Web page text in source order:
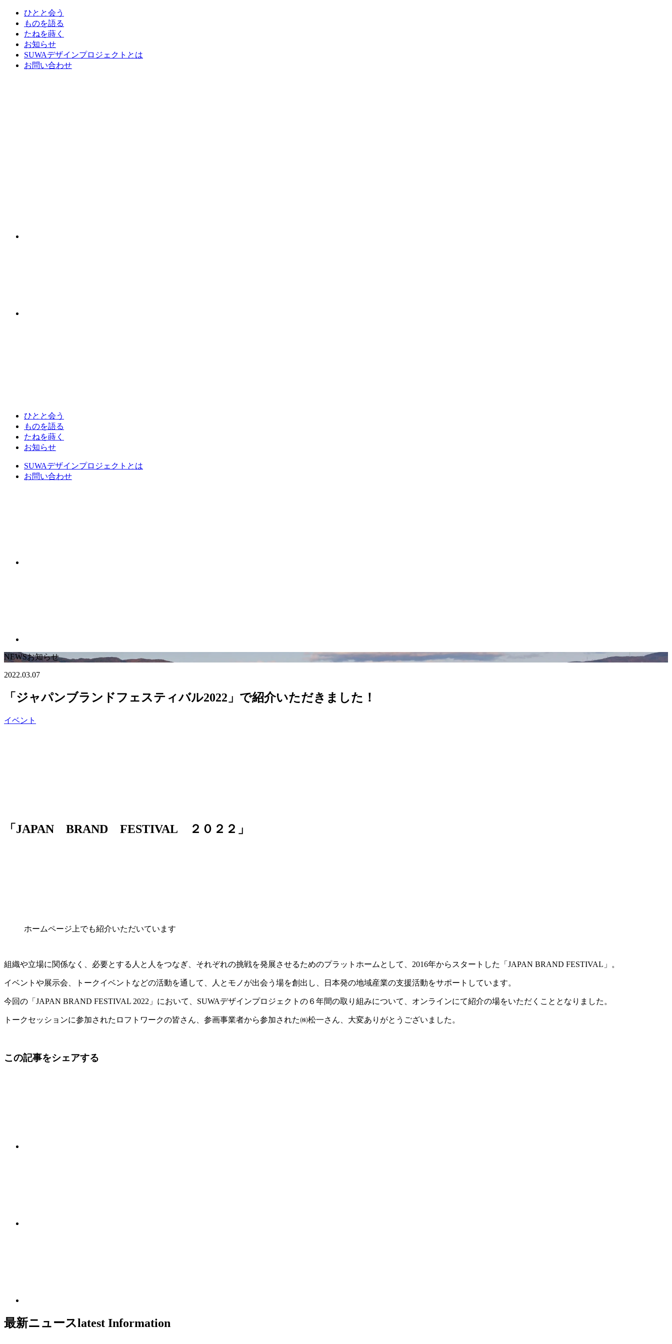
ひとと会う
ものを語る
たねを蒔く
お知らせ
SUWAデザインプロジェクトとは
お問い合わせ
ひとと会う
ものを語る
たねを蒔く
お知らせ
SUWAデザインプロジェクトとは
お問い合わせ
NEWSお知らせ
2022.03.07
「ジャパンブランドフェスティバル2022」で紹介いただきました！
イベント
「JAPAN BRAND FESTIVAL ２０２２」
ホームページ上でも紹介いただいています
組織や立場に関係なく、必要とする人と人をつなぎ、それぞれの挑戦を発展させるためのプラットホームとして、2016年からスタートした「JAPAN BRAND FESTIVAL」。
イベントや展示会、トークイベントなどの活動を通して、人とモノが出会う場を創出し、日本発の地域産業の支援活動をサポートしています。
今回の「JAPAN BRAND FESTIVAL 2022」において、SUWAデザインプロジェクトの６年間の取り組みについて、オンラインにて紹介の場をいただくこととなりました。
トークセッションに参加されたロフトワークの皆さん、参画事業者から参加された㈱松一さん、大変ありがとうございました。
この記事をシェアする
最新ニュースlatest Information